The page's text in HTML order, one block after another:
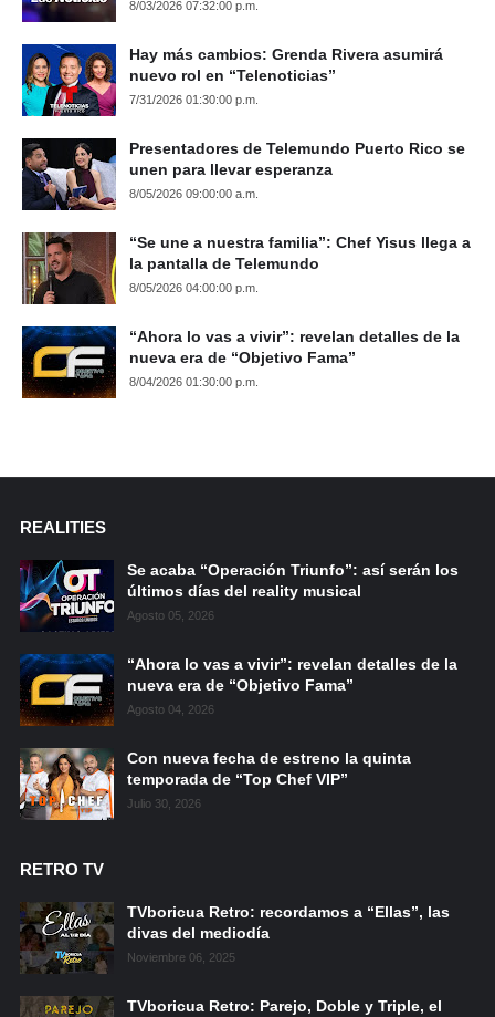
8/03/2026 07:32:00 p.m.
Hay más cambios: Grenda Rivera asumirá
nuevo rol en “Telenoticias”
7/31/2026 01:30:00 p.m.
Presentadores de Telemundo Puerto Rico se
unen para llevar esperanza
8/05/2026 09:00:00 a.m.
“Se une a nuestra familia”: Chef Yisus llega a
la pantalla de Telemundo
8/05/2026 04:00:00 p.m.
“Ahora lo vas a vivir”: revelan detalles de la
nueva era de “Objetivo Fama”
8/04/2026 01:30:00 p.m.
REALITIES
Se acaba “Operación Triunfo”: así serán los
últimos días del reality musical
Agosto 05, 2026
“Ahora lo vas a vivir”: revelan detalles de la
nueva era de “Objetivo Fama”
Agosto 04, 2026
Con nueva fecha de estreno la quinta
temporada de “Top Chef VIP”
Julio 30, 2026
RETRO TV
TVboricua Retro: recordamos a “Ellas”, las
divas del mediodía
Noviembre 06, 2025
TVboricua Retro: Parejo, Doble y Triple, el